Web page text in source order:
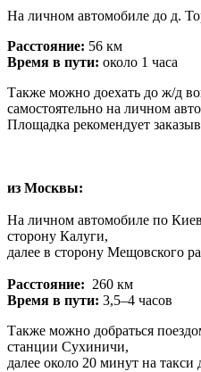
На личном автомобиле до д.
Расстояние: 56 км
Время в пути: около 1 часа
Также можно доехать до ж/д
самостоятельно на личном
Площадка рекомендует
из Москвы:
На личном автомобиле по
сторону Калуги,
далее в сторону Мещовского
Расстояние: 260 км
Время в пути: 3,5–4 часов
Также можно добраться
станции Сухиничи,
далее около 20 минут на